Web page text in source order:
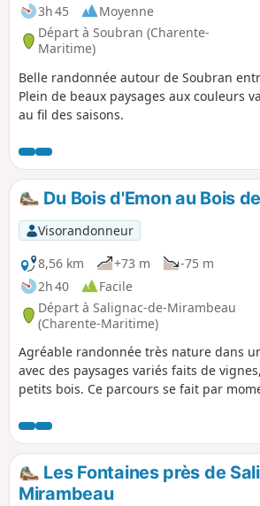
3h 45
Moyenne
Départ à Soubran (Charente-
Maritime)
Belle randonnée autour de Soubran
Plein de beaux paysages aux couleurs
au fil des saisons.
Du Bois d'Emon au Bois
Visorandonneur
8,56 km
+73 m
-75 m
2h 40
Facile
Départ à Salignac-de-Mirambeau
(Charente-Maritime)
Agréable randonnée très nature dans
avec des paysages variés faits de
petits bois. Ce parcours se fait par
peu aguerris à la lecture de carte et de
expérience unique pour les amateurs
sentiers balisés.
Les Fontaines près de
Mirambeau